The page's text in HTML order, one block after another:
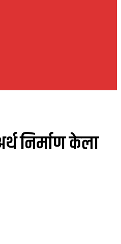
निर्माण केला